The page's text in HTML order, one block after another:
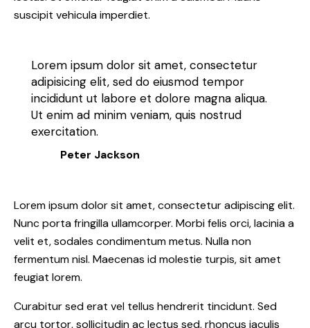
suscipit vehicula imperdiet.
Lorem ipsum dolor sit amet, consectetur
adipisicing elit, sed do eiusmod tempor
incididunt ut labore et dolore magna aliqua.
Ut enim ad minim veniam, quis nostrud
exercitation.
Peter Jackson
Lorem ipsum dolor sit amet, consectetur adipiscing elit.
Nunc porta fringilla ullamcorper. Morbi felis orci, lacinia a
velit et, sodales condimentum metus. Nulla non
fermentum nisl. Maecenas id molestie turpis, sit amet
feugiat lorem.
Curabitur sed erat vel tellus hendrerit tincidunt. Sed
arcu tortor, sollicitudin ac lectus sed, rhoncus iaculis